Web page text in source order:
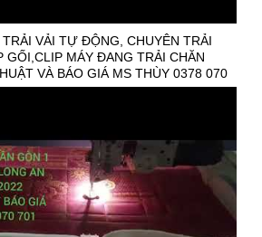
VẢI TỰ ĐỘNG, CHUYÊN TRẢI
GỐI,CLIP MÁY ĐANG TRẢI CHĂN
VÀ BÁO GIÁ MS THÙY 0378 070